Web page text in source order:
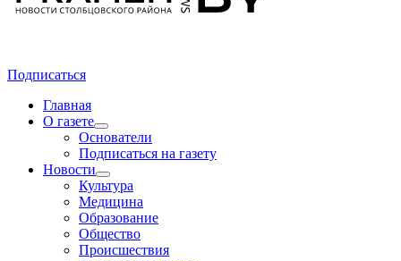
Подписаться
Главная
О газете
Основатели
Подписаться на газету
Новости
Культура
Медицина
Образование
Общество
Происшествия